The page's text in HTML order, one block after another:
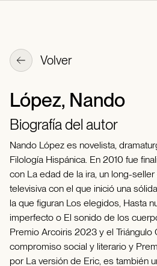
Volver
López, Nando
Biografía del autor
Nando López es novelista,
Filología Hispánica. En 2010 fue
con La edad de la ira, un long-
televisiva con el que inició una
la que figuran Los elegidos, Hasta
imperfecto o El sonido de los
Premio Arcoiris 2023 y el Triángulo
compromiso social y literario y
por La versión de Eric, es también